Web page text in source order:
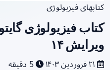
کتابهای فیزیولوژی
ویرایش ۱۴
5 دقیقه